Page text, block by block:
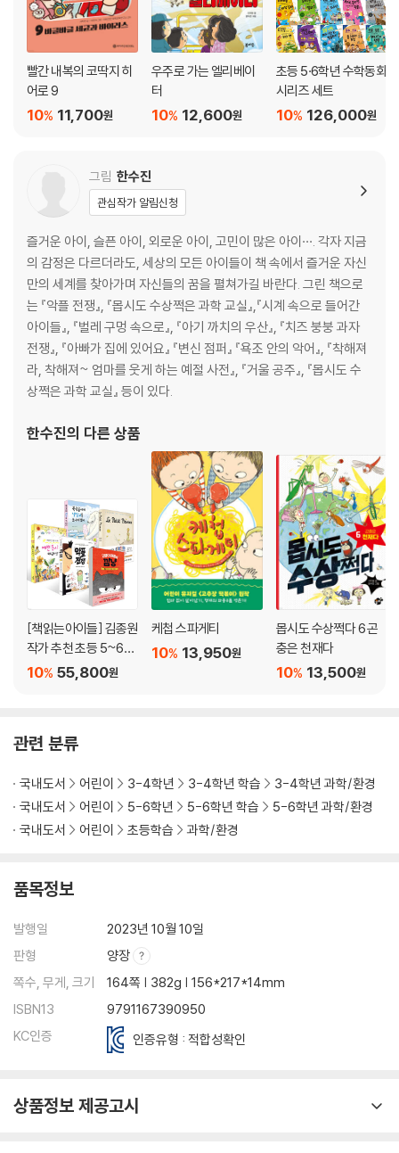
빨간 내복의 코딱지 히
어로 9
11,700원
10%
우주로 가는 엘리베이
터
12,600원
10%
초등 5·6학년 수학동화
시리즈 세트
126,000원
10%
그림 한수진
관심작가 알림신청
즐거운 아이, 슬픈 아이, 외로운 아이, 고민이 많은 아이···. 각자 지금
의 감정은 다르더라도, 세상의 모든 아이들이 책 속에서 즐거운 자신
만의 세계를 찾아가며 자신들의 꿈을 펼쳐가길 바란다. 그린 책으로
는 『악플 전쟁』, 『몹시도 수상쩍은 과학 교실』,『시계 속으로 들어간
아이들』, 『벌레 구멍 속으로』, 『아기 까치의 우산』, 『치즈 붕붕 과자
전쟁』, 『아빠가 집에 있어요』 『변신 점퍼』 『욕조 안의 악어』, 『착해져
라, 착해져~ 엄마를 웃게 하는 예절 사전』, 『거울 공주』, 『몹시도 수
상쩍은 과학 교실』 등이 있다.
한수진의 다른 상품
[책읽는아이들] 김종원
작가 추천 초등 5~6학
년 세트55,800원
10%
케첩 스파게티
13,950원
10%
몹시도 수상쩍다 6 곤
충은 천재다
13,500원
10%
관련 분류
국내도서 어린이 3-4학년 3-4학년 학습
3-4학년 과학/환경
국내도서
어린이 5-6학년 5-6학년 학습
5-6학년 과학/환경
국내도서
어린이 초등학습 과학/환경
품목정보
발행일
2023년 10월 10일
판형
양장
쪽수, 무게, 크기
164쪽 | 382g | 156*217*14mm
ISBN13
9791167390950
KC인증
인증유형 : 적합성확인
상품정보 제공고시